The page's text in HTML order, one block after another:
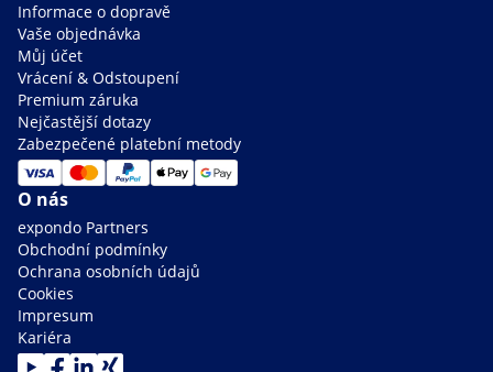
Informace o dopravě
Vaše objednávka
Můj účet
Vrácení & Odstoupení
Premium záruka
Nejčastější dotazy
Zabezpečené platební metody
O nás
expondo Partners
Obchodní podmínky
Ochrana osobních údajů
Cookies
Impresum
Kariéra